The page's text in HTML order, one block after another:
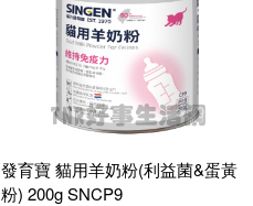
發育寶 貓用羊奶粉(利益菌&蛋黃
粉) 200g SNCP9